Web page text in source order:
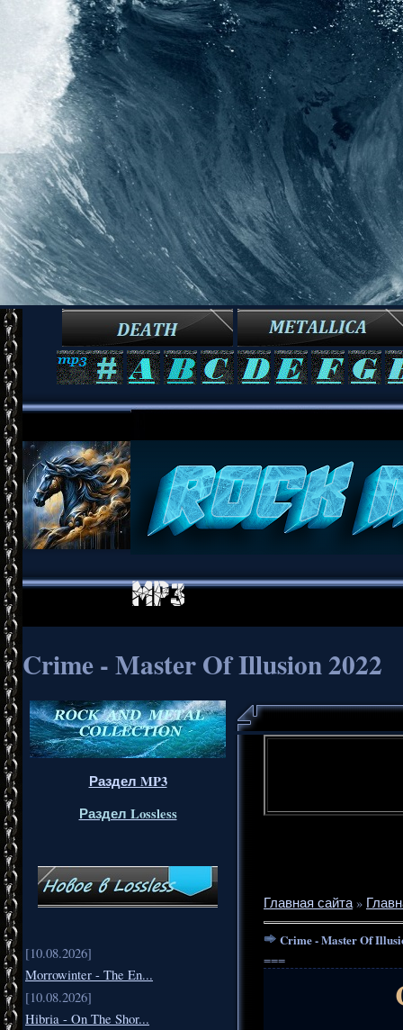
Crime - Master Of Illusion 2022
Раздел MP3
Раздел Lossless
[10.08.2026]
Morrowinter - The En...
[10.08.2026]
Hibria - On The Shor...
Главная сайта»
Crime - Master Of
===